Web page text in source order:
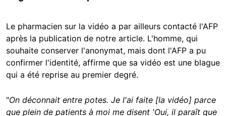
Le pharmacien sur la vidéo a par ailleurs contacté l'AFP
après la publication de notre article. L'homme, qui
souhaite conserver l'anonymat, mais dont l'AFP a pu
confirmer l'identité, affirme que sa vidéo est une blague
qui a été reprise au premier degré.
"On déconnait entre potes. Je l'ai faite [la vidéo] parce
que plein de patients à moi me disent 'Oui, il paraît que